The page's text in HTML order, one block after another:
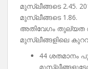
മുസ്ലീങ്ങടെ 2.45.
മുസ്ലീങ്ങടെ 1.86.
അതിവേഗം തുല്യത
മുസ്ലീങ്ങളിലെ
44 ശതമാനം